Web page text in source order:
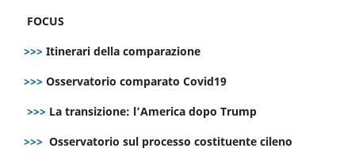
FOCUS
>>> Itinerari della comparazione
>>> Osservatorio comparato Covid19
>>> La transizione: l’America dopo Trump
>>> Osservatorio sul processo costituente cileno